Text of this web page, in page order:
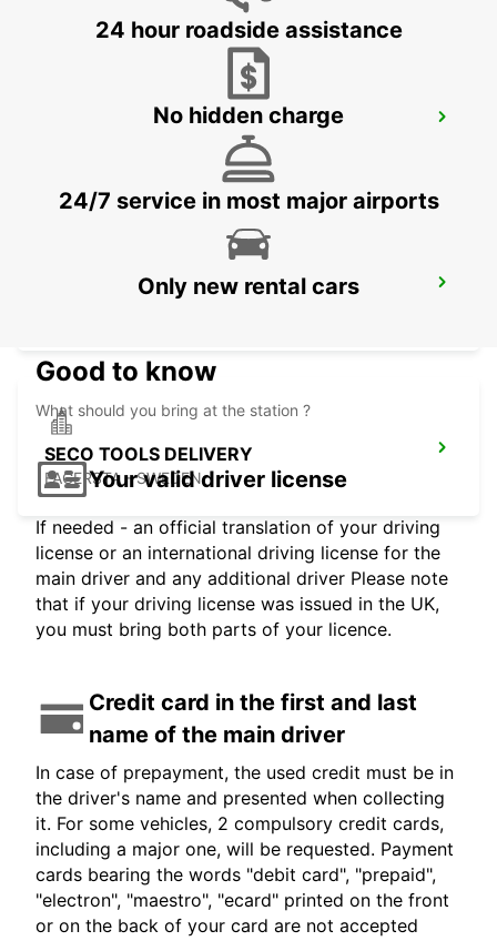
SECO TOOLS DELIVERY
FAGERSTA - SWEDEN
24 hour roadside assistance
No hidden charge
24/7 service in most major airports
Only new rental cars
Good to know
What should you bring at the station ?
Your valid driver license
If needed - an official translation of your driving
license or an international driving license for the
main driver and any additional driver Please note
that if your driving license was issued in the UK,
you must bring both parts of your licence.
Credit card in the first and last
name of the main driver
In case of prepayment, the used credit must be in
the driver's name and presented when collecting
it. For some vehicles, 2 compulsory credit cards,
including a major one, will be requested. Payment
cards bearing the words "debit card", "prepaid",
"electron", "maestro", "ecard" printed on the front
or on the back of your card are not accepted